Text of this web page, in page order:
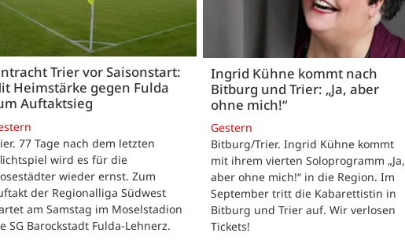
Trier vor Saisonstart:
Heimstärke gegen Fulda
Auftaktsieg
77 Tage nach dem letzten
wird es für die
wieder ernst. Zum
der Regionalliga Südwest
am Samstag im Moselstadion
SG Barockstadt Fulda-Lehnerz.
Ingrid Kühne kommt nach
Bitburg und Trier: „Ja, aber
ohne mich!“
Gestern
Bitburg/Trier. Ingrid Kühne kommt
mit ihrem vierten Soloprogramm „Ja,
aber ohne mich!“ in die Region. Im
September tritt die Kabarettistin in
Bitburg und Trier auf. Wir verlosen
Tickets!